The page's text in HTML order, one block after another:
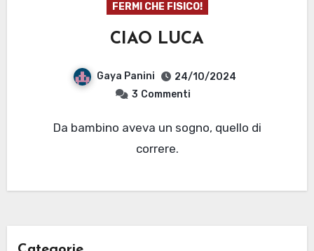
FERMI CHE FISICO!
CIAO LUCA
Gaya Panini
24/10/2024
3 Commenti
Da bambino aveva un sogno, quello di
correre.